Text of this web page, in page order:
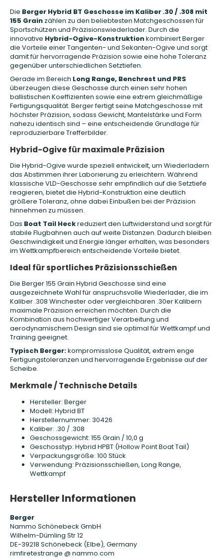
Die Berger Hybrid BT Geschosse im Kaliber .30 / .308 mit
155 Grain zählen zu den beliebtesten Matchgeschossen für
Sportschützen und Präzisionswiederlader. Durch die
innovative Hybrid-Ogive-Konstruktionkombiniert Berger
die Vorteile einer Tangenten- und Sekanten-Ogive und sorgt
damit für hervorragende Präzision sowie eine hohe Toleranz
gegenüber unterschiedlichen Setztiefen.
Gerade im Bereich Long Range, Benchrest und PRS
überzeugen diese Geschosse durch einen sehr hohen
ballistischen Koeffizienten sowie eine extrem gleichmäßige
Fertigungsqualität. Berger fertigt seine Matchgeschosse mit
höchster Präzision, sodass Gewicht, Mantelstärke und Form
nahezu identisch sind – eine entscheidende Grundlage für
reproduzierbare Trefferbilder.
Hybrid-Ogive für maximale Präzision
Die Hybrid-Ogive wurde speziell entwickelt, um Wiederladern
das Abstimmen ihrer Laborierung zu erleichtern. Während
klassische VLD-Geschosse sehr empfindlich auf die Setztiefe
reagieren, bietet die Hybrid-Konstruktion eine deutlich
größere Toleranz, ohne dabei Einbußen bei der Präzision
hinnehmen zu müssen.
Das Boat Tail Heckreduziert den Luftwiderstand und sorgt für
stabile Flugbahnen auch auf weite Distanzen. Dadurch bleiben
Geschwindigkeit und Energie länger erhalten, was besonders
im Wettkampfbereich entscheidende Vorteile bietet.
Ideal für sportliches Präzisionsschießen
Die Berger 155 Grain Hybrid Geschosse sind eine
ausgezeichnete Wahl für anspruchsvolle Wiederlader, die im
Kaliber .308 Winchester oder vergleichbaren .30er Kalibern
maximale Präzision erreichen möchten. Durch die
Kombination aus hochwertiger Verarbeitung und
aerodynamischem Design sind sie optimal für Wettkampf und
Training geeignet.
Typisch Berger:kompromisslose Qualität, extrem enge
Fertigungstoleranzen und hervorragende Ergebnisse auf der
Scheibe.
Merkmale / Technische Details
Hersteller: Berger
Modell: Hybrid BT
Herstellernummer: 30426
Kaliber: .30 / .308
Geschossgewicht: 155 Grain / 10,0 g
Geschosstyp: Hybrid HPBT (Hollow Point Boat Tail)
Verpackungsgröße: 100 Stück
Verwendung: Präzisionsschießen, Long Range,
Wettkampf
Hersteller Informationen
Berger
Nammo Schönebeck GmbH
Wilhelm-Dümling Str 12
DE-39218 Schönebeck (Elbe), Germany
rimfiretestrange @ nammo.com